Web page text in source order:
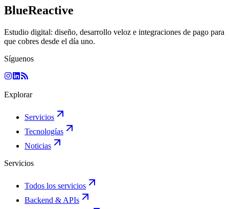
BlueReactive
Estudio digital: diseño, desarrollo veloz e integraciones de pago para
que cobres desde el día uno.
Síguenos
Explorar
Servicios
Tecnologías
Noticias
Servicios
Todos los servicios
Backend & APIs